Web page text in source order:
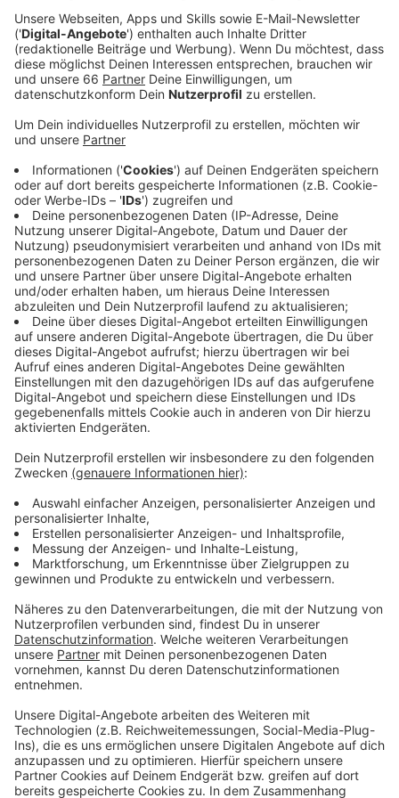
Mieterin musste ins Krankenhaus gebracht
werden, ein Feuerwehrmann wurde verletzt.
Veröffentlicht:Dienstag, 28.12.2021 07:38
Kurz vor 21 Uhr wurde der Brand von einer Anwohnerin
gemeldet. Die 80-jährige Mieterin war zu dieser Zeit
noch in der Wohnung, konnte aber von der Feuerwehr
gerettet werden. Bei den Löscharbeiten im fünften
Stock verletzte sich ein Feuerwehrmann - er konnte
noch vor Ort von einer Notärztin versorgt werden.
Während des Einsatzes konnten Bewohner*innen des
Mehrfamilienhauses in einer Straßenbahn
unterkommen, die durch den Brandeinsatz nicht weiter
fahren konnte. Besonders aufwändig war es, letzte
Glutnester zu löschen und die zerstörten Möbel aus
dem Haus zu bringen. Der Schaden wird auf
mindestens 200.000 Euro geschätzt, die Brandursache
ist noch nicht klar.
Weitere Informationen und Links zu diesem
Thema:
Anzeige
Meldung der Düsseldorfer Feuerwehr
Jahresbilanz 2021 der Düsseldorfer Feuerwehr